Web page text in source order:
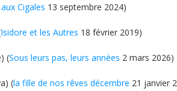
aux Cigales 13 septembre 2024)
Isidore et les Autres 18 février 2019)
(Sous leurs pas, leurs années 2 mars 2026)
(la fille de nos rêves décembre 21 janvier